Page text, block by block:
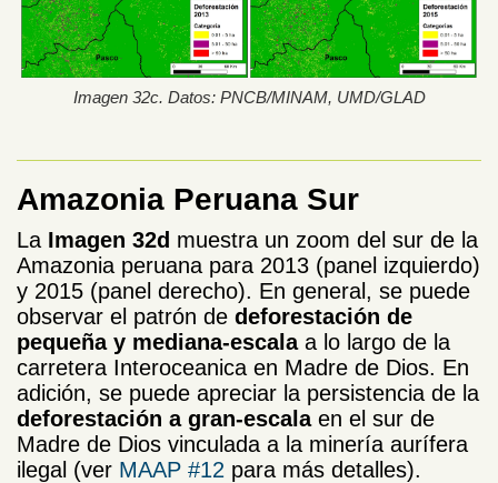
Imagen 32c. Datos: PNCB/MINAM, UMD/GLAD
Amazonia Peruana Sur
La Imagen 32d muestra un zoom del sur de la
Amazonia peruana para 2013 (panel izquierdo)
y 2015 (panel derecho). En general, se puede
observar el patrón de deforestación de
pequeña y mediana-escalaa lo largo de la
carretera Interoceanica en Madre de Dios. En
adición, se puede apreciar la persistencia de la
deforestación a gran-escalaen el sur de
Madre de Dios vinculada a la minería aurífera
ilegal (ver MAAP #12 para más detalles).